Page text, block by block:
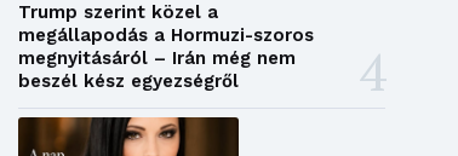
Trump szerint közel a
megállapodás a Hormuzi-szoros
megnyitásáról – Irán még nem
beszél kész egyezségről